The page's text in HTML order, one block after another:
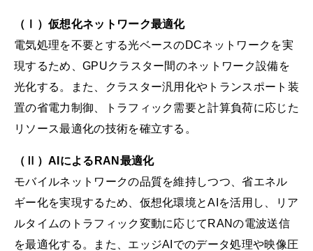
（Ⅰ）仮想化ネットワーク最適化
電気処理を不要とする光ベースのDCネットワークを実
現するため、GPUクラスター間のネットワーク設備を
光化する。また、クラスター汎用化やトランスポート装
置の省電力制御、トラフィック需要と計算負荷に応じた
リソース最適化の技術を確立する。
（Ⅱ）AIによるRAN最適化
モバイルネットワークの品質を維持しつつ、省エネル
ギー化を実現するため、仮想化環境とAIを活用し、リア
ルタイムのトラフィック変動に応じてRANの電波送信
を最適化する。また、エッジAIでのデータ処理や映像圧